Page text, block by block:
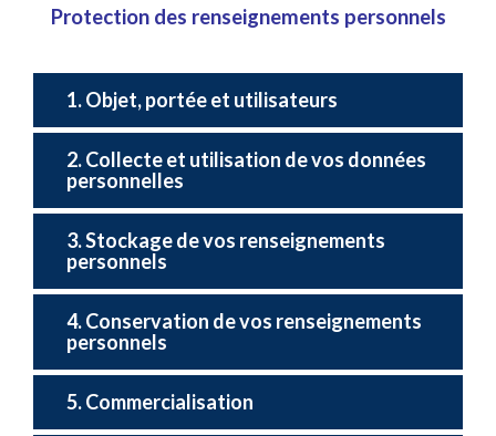
Protection des renseignements personnels
1. Objet, portée et utilisateurs
2. Collecte et utilisation de vos données
personnelles
3. Stockage de vos renseignements
personnels
4. Conservation de vos renseignements
personnels
5. Commercialisation